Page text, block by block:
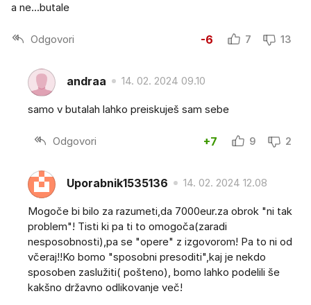
a ne...butale
Odgovori -6 7 13
andraa 14. 02. 2024 09.10
samo v butalah lahko preiskuješ sam sebe
Odgovori +7 9 2
Uporabnik1535136 14. 02. 2024 12.08
Mogoče bi bilo za razumeti,da 7000eur.za obrok "ni tak
problem"! Tisti ki pa ti to omogoča(zaradi
nesposobnosti),pa se "opere" z izgovorom! Pa to ni od
včeraj!!Ko bomo "sposobni presoditi",kaj je nekdo
sposoben zaslužiti( pošteno), bomo lahko podelili še
kakšno državno odlikovanje več!